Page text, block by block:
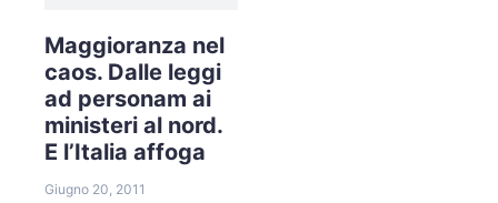
Maggioranza nel
caos. Dalle leggi
ad personam ai
ministeri al nord.
E l’Italia affoga
Giugno 20, 2011